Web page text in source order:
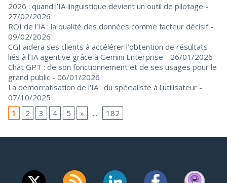
2026 : quand l’IA linguistique devient un outil de pilotage -
27/02/2026
ROI de l’IA : la qualité des données comme facteur décisif -
09/02/2026
CGI aidera ses clients à accélérer l’obtention de résultats
liés à l’IA agentive grâce à Gemini Enterprise - 26/01/2026
Chat GPT : de son fonctionnement et de ses usages pour le
grand public - 06/01/2026
La démocratisation de l'IA : du spécialiste à l'utilisateur -
07/10/2025
1
2 3 4 5 » ... 182